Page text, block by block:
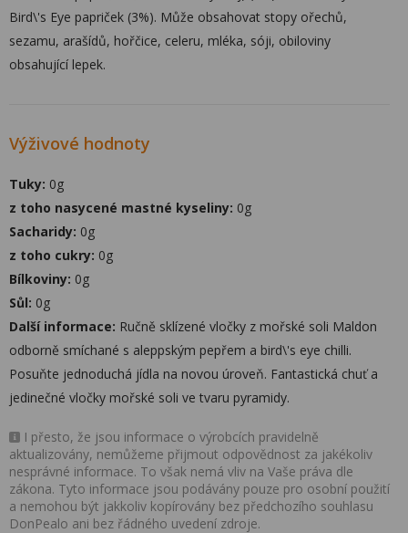
Bird\'s Eye papriček (3%). Může obsahovat stopy ořechů,
sezamu, arašídů, hořčice, celeru, mléka, sóji, obiloviny
obsahující lepek.
Výživové hodnoty
Tuky: 0g
z toho nasycené mastné kyseliny: 0g
Sacharidy: 0g
z toho cukry: 0g
Bílkoviny: 0g
Sůl: 0g
Další informace: Ručně sklízené vločky z mořské soli Maldon
odborně smíchané s aleppským pepřem a bird\'s eye chilli.
Posuňte jednoduchá jídla na novou úroveň. Fantastická chuť a
jedinečné vločky mořské soli ve tvaru pyramidy.
I přesto, že jsou informace o výrobcích pravidelně
aktualizovány, nemůžeme přijmout odpovědnost za jakékoliv
nesprávné informace. To však nemá vliv na Vaše práva dle
zákona. Tyto informace jsou podávány pouze pro osobní použití
a nemohou být jakkoliv kopírovány bez předchozího souhlasu
DonPealo ani bez řádného uvedení zdroje.